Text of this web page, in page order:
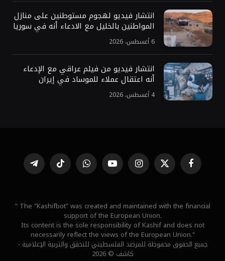
انتشار فيديو لهجوم مستوطنين على منازل
المواطنين بالخليل مع الادعاء أنه في سوريا
6 أغسطس، 2026
انتشار فيديو من فيلم عراقي مع الإدعاء
أنه اعتقال عملاء للموساد في إيران
4 أغسطس، 2026
فيسبوك X
(Twitter)
الانستغراميوتيوب واتساب تيكتوك تيلقرام
" The "Kashifbot" was created and maintained with the financial
support of the European Union.
Its content is the sole responsibility of Kashif and does not
necessarily reflect the views of the European Union."
جميع الحقوق محفوظة للمرصد الفلسطيني للتحقق والتربية الإعلامية -
كاشف © 2026